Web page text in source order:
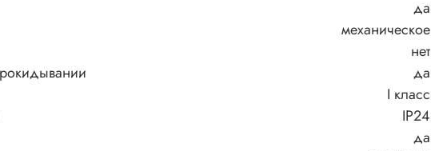
да
механическое
нет
да
I класс
IP24
да